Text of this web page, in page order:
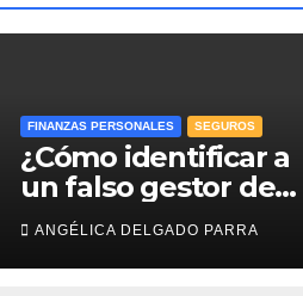
FINANZAS PERSONALES SEGUROS
¿Cómo identificar a
un falso gestor de
Afore y proteger el
ahorro para el
retiro?
ANGÉLICA DELGADO PARRA